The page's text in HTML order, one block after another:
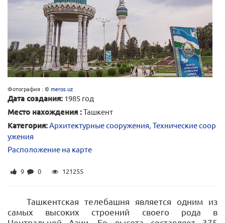
Фотография : ©meros.uz
Дата создания: 1985 год
Место нахождения :Ташкент
Категория:Архитектурные сооружения, Технические соор
ужения
Расположение на карте
9 0 121255
Ташкентская телебашня является одним из
самых высоких строений своего рода в